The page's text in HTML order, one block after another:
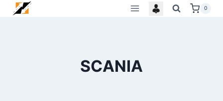
Skip
0
SCANIA